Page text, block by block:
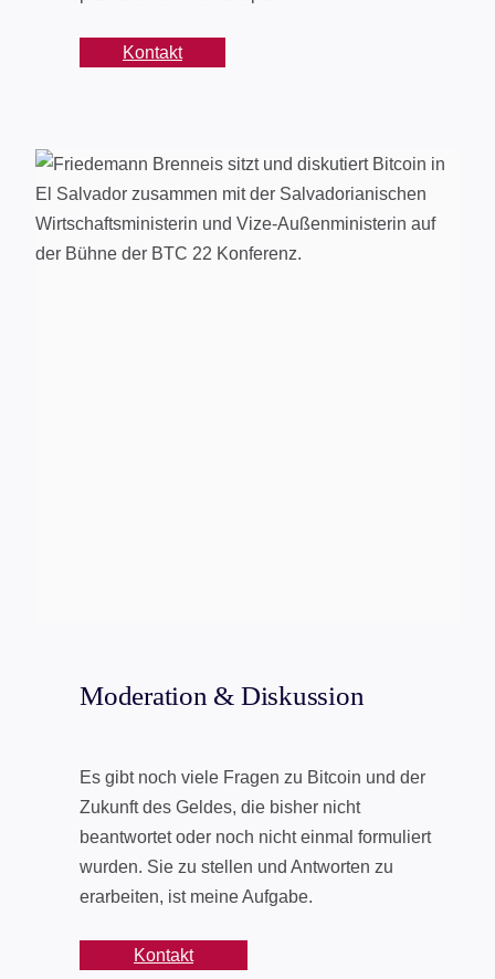
Kontakt
Moderation & Diskussion
Es gibt noch viele Fragen zu Bitcoin und der
Zukunft des Geldes, die bisher nicht
beantwortet oder noch nicht einmal formuliert
wurden. Sie zu stellen und Antworten zu
erarbeiten, ist meine Aufgabe.
Kontakt